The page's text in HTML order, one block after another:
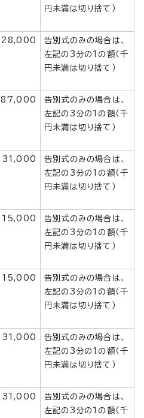
円未満は切り捨て）
28,000
告別式のみの場合は、
左記の3分の1の額（千
円未満は切り捨て）
87,000
告別式のみの場合は、
左記の3分の1の額（千
円未満は切り捨て）
31,000
告別式のみの場合は、
左記の3分の1の額（千
円未満は切り捨て）
15,000
告別式のみの場合は、
左記の3分の1の額（千
円未満は切り捨て）
15,000
告別式のみの場合は、
左記の3分の1の額（千
円未満は切り捨て）
31,000
告別式のみの場合は、
左記の3分の1の額（千
円未満は切り捨て）
31,000
告別式のみの場合は、
左記の3分の1の額（千